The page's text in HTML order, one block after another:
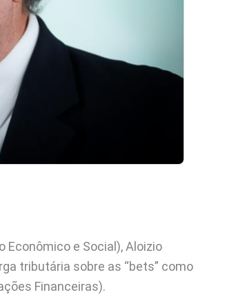
Econômico e Social), Aloizio
tributária sobre as “bets” como
Financeiras).